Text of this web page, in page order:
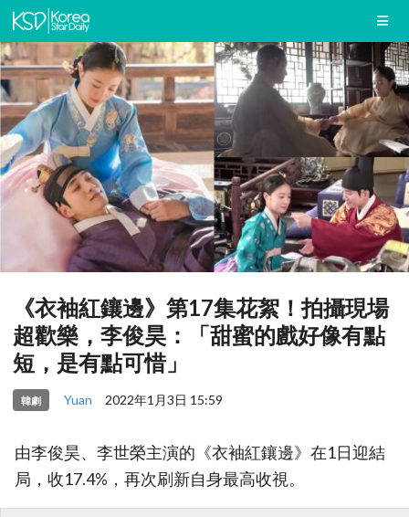
《衣袖紅鑲邊》第17集花絮！拍攝現場
超歡樂，李俊昊：「甜蜜的戲好像有點
短，是有點可惜」
韓劇 Yuan 2022年1月3日 15:59
由李俊昊、李世榮主演的《衣袖紅鑲邊》在1日迎結
局，收17.4%，再次刷新自身最高收視。